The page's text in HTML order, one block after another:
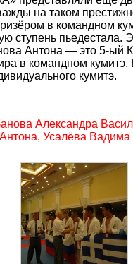
на таком
в командном
ступень пьедестала.
Антона — это 5-ый
в командном
кумитэ.
Александра
Усалёва